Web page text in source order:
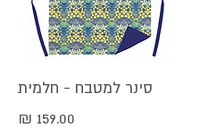
סינר למטבח - חלמית
מחיר